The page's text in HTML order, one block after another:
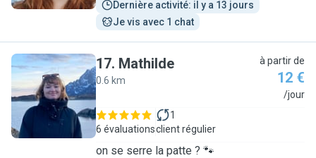
Dernière activité: il y a 13 jours
Je vis avec 1 chat
M
17. Mathilde
0.6 km
à partir de
12 €
/jour
6 évaluations
1
client régulier
on se serre la patte ? 🐾